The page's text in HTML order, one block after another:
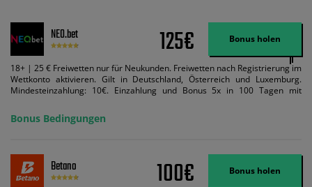
NEO.bet 125€ Bonus holen
18+ | 25 € Freiwetten nur für Neukunden. Freiwetten nach Registrierung im
Wettkonto aktivieren. Gilt in Deutschland, Österreich und Luxemburg.
Mindesteinzahlung: 10€. Einzahlung und Bonus 5x in 100 Tagen mit
Bedingungen können geändert werden. AGB gelten. Lizenziert; Hilfe bei
Suchtrisiken: buwei.de.
Bonus Bedingungen
Betano 100€ Bonus holen